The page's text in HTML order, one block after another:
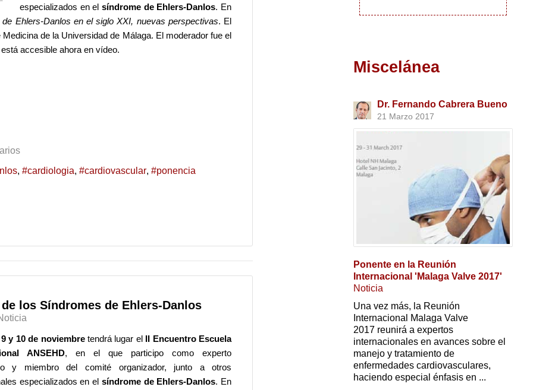
especializados en el síndrome de Ehlers-Danlos. En
Ehlers-Danlos en el siglo XXI, nuevas perspectivas. El
de la Universidad de Málaga. El moderador fue el
accesible ahora en vídeo.
cardiologia cardiovascular ponencia
los Síndromes de Ehlers-Danlos
9 y 10 de noviembretendrá lugar el
II Encuentro Escuela
ANSEHD, en el que participo como experto
y miembro del comité organizador, junto a otros
especializados en el síndrome de Ehlers-Danlos. En
Miscelánea
Dr. Fernando Cabrera Bueno
21 Marzo 2017
Ponente en la Reunión
Internacional 'Malaga Valve 2017'
Noticia
Una vez más, la Reunión
Internacional Malaga Valve
2017 reunirá a expertos
internacionales en avances sobre el
manejo y tratamiento de
enfermedades cardiovasculares,
haciendo especial énfasis en ...